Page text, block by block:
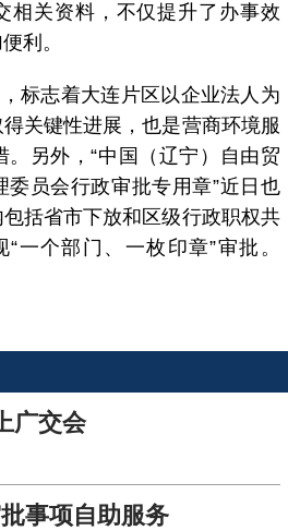
相关资料，不仅提升了办事效
利。
标志着大连片区以企业法人为
关键性进展，也是营商环境服
另外，“中国（辽宁）自由贸
员会行政审批专用章”近日也
括省市下放和区级行政职权共
一个部门、一枚印章”审批。
广交会
事项自助服务